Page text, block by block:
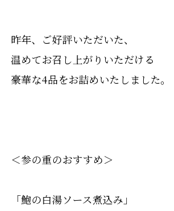
昨年、ご好評いただいた、
温めてお召し上がりいただける
豪華な4品をお詰めいたしました。
＜参の重のおすすめ＞
「鮑の白湯ソース煮込み」